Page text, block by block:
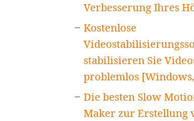
Verbesserung Ihres
Kostenlose
stabilisieren Sie
problemlos
Die besten Slow
Maker zur Erstellung